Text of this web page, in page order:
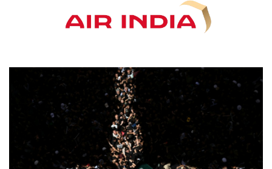
BAM 1.955111
BBD 2.320873
BDT 142.639766
BMD 1.155398
BND 1.47658
BOB 13.695177
BRL 5.874733
BSD 1.152289
BTN 109.648538
BWP 15.553455
BYN 3.431177